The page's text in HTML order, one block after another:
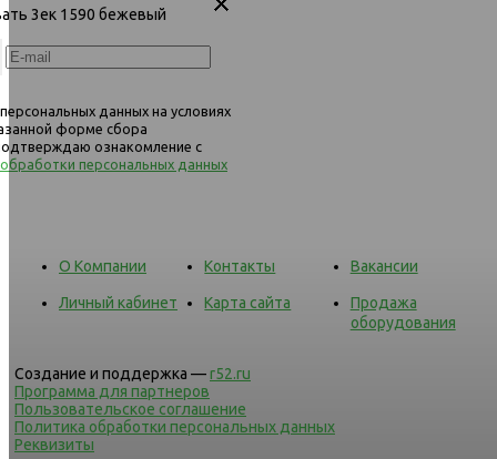
3ек 1590 бежевый
данных на условиях
форме сбора
ознакомление с
персональных данных
О Компании Контакты Вакансии
Личный кабинет Карта сайта
Продажа
оборудования
Создание и поддержка —r52.ru
Программа для партнеров
Пользовательское соглашение
Политика обработки персональных данных
Реквизиты